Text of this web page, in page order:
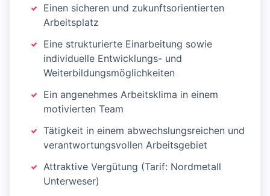
Einen sicheren und zukunftsorientierten
Arbeitsplatz
Eine strukturierte Einarbeitung sowie
individuelle Entwicklungs- und
Weiterbildungsmöglichkeiten
Ein angenehmes Arbeitsklima in einem
motivierten Team
Tätigkeit in einem abwechslungsreichen und
verantwortungsvollen Arbeitsgebiet
Attraktive Vergütung (Tarif: Nordmetall
Unterweser)